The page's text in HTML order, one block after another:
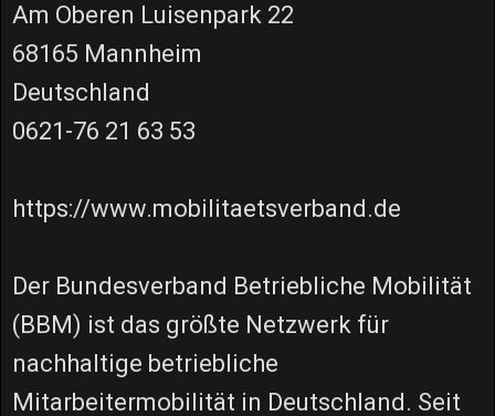
Am Oberen Luisenpark 22
68165 Mannheim
Deutschland
0621-76 21 63 53
https://www.mobilitaetsverband.de
Der Bundesverband Betriebliche Mobilität
(BBM) ist das größte Netzwerk für
nachhaltige betriebliche
Mitarbeitermobilität in Deutschland. Seit